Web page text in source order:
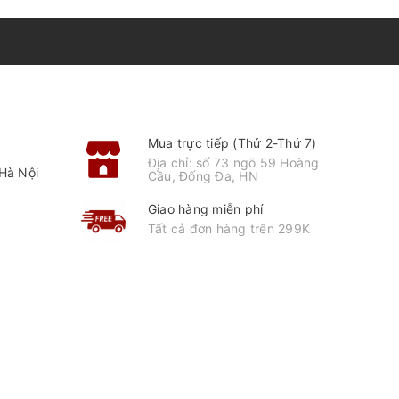
Nội
Mua trực tiếp (Thứ 2-Thứ 7)
Địa chỉ: số 73 ngõ 59 Hoàng
Cầu, Đống Đa, HN
Giao hàng miễn phí
Tất cả đơn hàng trên 299K